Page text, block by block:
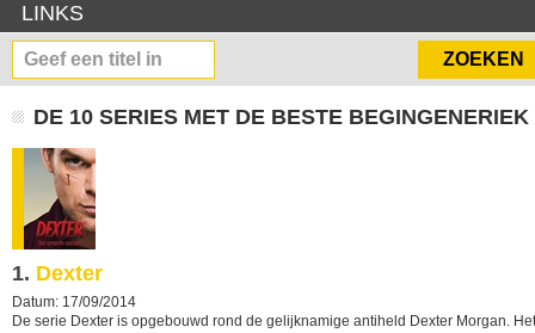
LINKS
DE 10 SERIES MET DE BESTE BEGINGENERIEK
1. Dexter
Datum: 17/09/2014
De serie Dexter is opgebouwd rond de gelijknamige antiheld Dexter Morgan. Het